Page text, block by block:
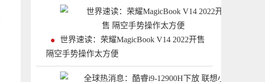
世界速读：荣耀MagicBook V14 2022开售
隔空手势操作太方便